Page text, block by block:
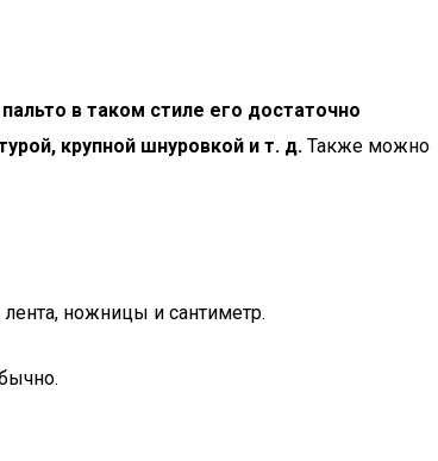
в таком стиле его достаточно
крупной шнуровкой и т. д. Также можно
ножницы и сантиметр.